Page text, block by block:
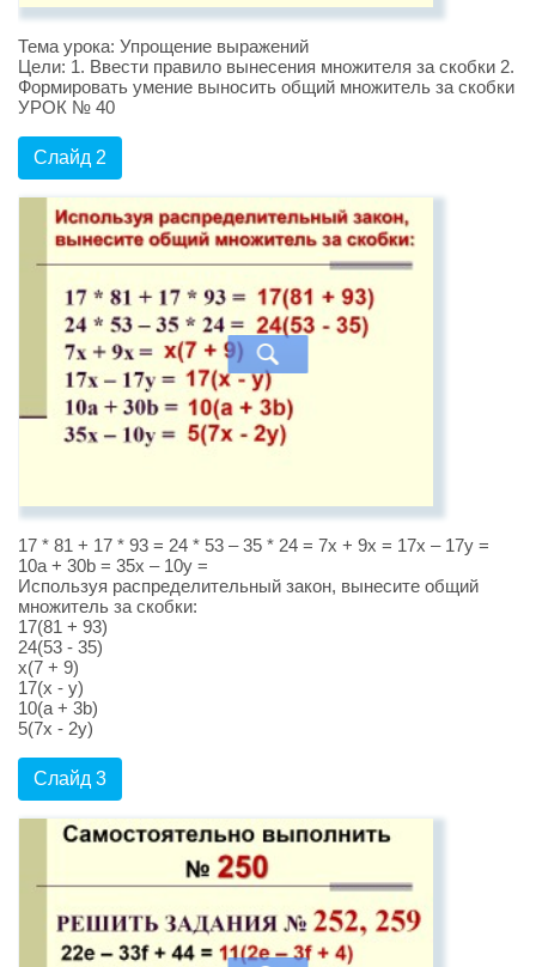
Тема урока: Упрощение выражений
Цели: 1. Ввести правило вынесения множителя за скобки 2.
Формировать умение выносить общий множитель за скобки
УРОК № 40
Слайд 2
17 * 81 + 17 * 93 = 24 * 53 – 35 * 24 = 7х + 9х = 17х – 17у =
10а + 30b = 35х – 10у =
Используя распределительный закон, вынесите общий
множитель за скобки:
17(81 + 93)
24(53 - 35)
х(7 + 9)
17(х - у)
10(а + 3b)
5(7х - 2у)
Слайд 3